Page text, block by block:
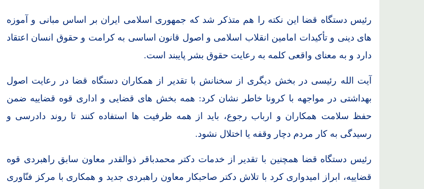
رئیس دستگاه قضا این نکته را هم متذکر شد که جمهوری اسلامی ایران بر اساس مبانی و آموزه
های دینی و تأکیدات امامین انقلاب اسلامی و اصول قانون اساسی به کرامت و حقوق انسان اعتقاد
دارد و به معنای واقعی کلمه به رعایت حقوق بشر پایبند است.
آیت الله رئیسی در بخش دیگری از سخنانش با تقدیر از همکاران دستگاه قضا در رعایت اصول
بهداشتی در مواجهه با کرونا خاطر نشان کرد: همه بخش های قضایی و اداری قوه قضاییه ضمن
حفظ سلامت همکاران و ارباب رجوع، باید از همه ظرفیت ها استفاده کنند تا روند دادرسی و
رسیدگی به کار مردم دچار وقفه یا اختلال نشود.
رئیس دستگاه قضا همچنین با تقدیر از خدمات دکتر محمدباقر ذوالقدر معاون سابق راهبردی قوه
قضاییه، ابراز امیدواری کرد با تلاش دکتر صاحبکار معاون راهبردی جدید و همکاری با مرکز فنّاوری